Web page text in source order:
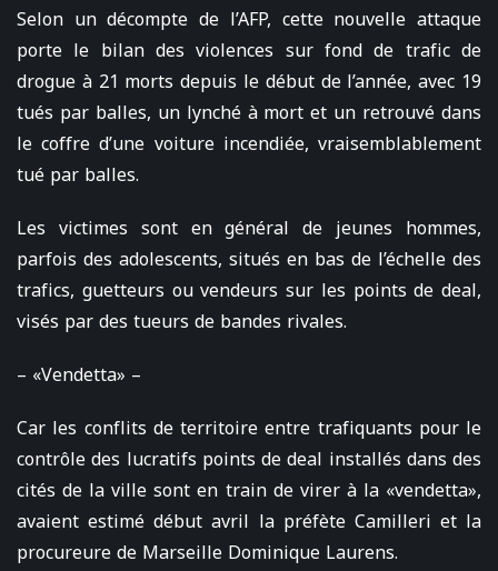
Selon un décompte de l’AFP, cette nouvelle attaque
porte le bilan des violences sur fond de trafic de
drogue à 21 morts depuis le début de l’année, avec 19
tués par balles, un lynché à mort et un retrouvé dans
le coffre d’une voiture incendiée, vraisemblablement
tué par balles.
Les victimes sont en général de jeunes hommes,
parfois des adolescents, situés en bas de l’échelle des
trafics, guetteurs ou vendeurs sur les points de deal,
visés par des tueurs de bandes rivales.
– «Vendetta» –
Car les conflits de territoire entre trafiquants pour le
contrôle des lucratifs points de deal installés dans des
cités de la ville sont en train de virer à la «vendetta»,
avaient estimé début avril la préfète Camilleri et la
procureure de Marseille Dominique Laurens.